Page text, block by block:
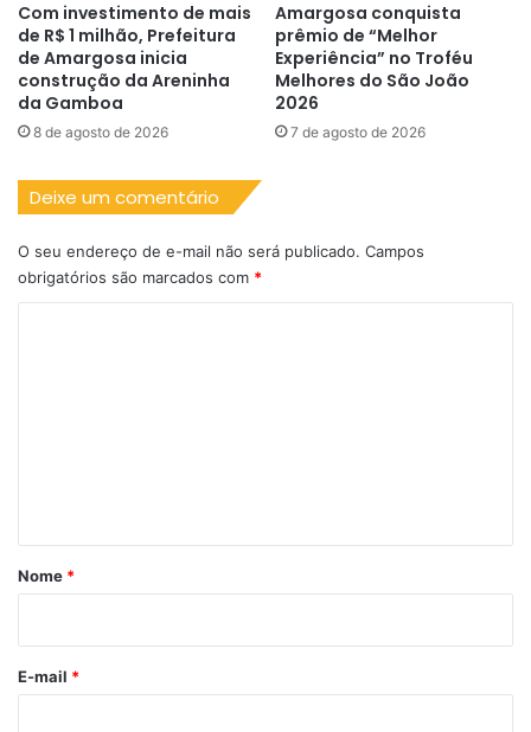
Com investimento de mais
de R$ 1 milhão, Prefeitura
de Amargosa inicia
construção da Areninha
da Gamboa
8 de agosto de 2026
Amargosa conquista
prêmio de “Melhor
Experiência” no Troféu
Melhores do São João
2026
7 de agosto de 2026
Deixe um comentário
O seu endereço de e-mail não será publicado. Campos
obrigatórios são marcados com *
r
*
Nome *
E-mail *